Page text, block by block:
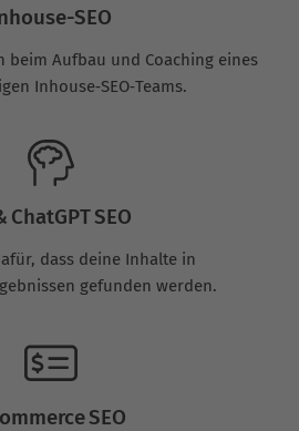
SEO
beim Aufbau und Coaching eines
Inhouse‑SEO‑Teams.
ChatGPT SEO
dass deine Inhalte in
gefunden werden.
SEO